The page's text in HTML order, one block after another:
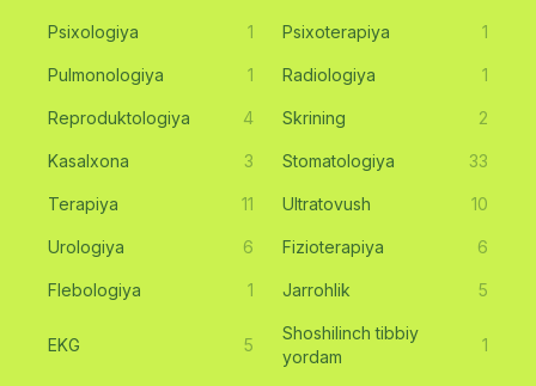
Psixologiya 1 Psixoterapiya 1
Pulmonologiya 1 Radiologiya 1
Reproduktologiya 4 Skrining 2
Kasalxona 3 Stomatologiya 33
Terapiya 11 Ultratovush 10
Urologiya 6 Fizioterapiya 6
Flebologiya 1 Jarrohlik 5
EKG 5
Shoshilinch tibbiy
yordam
1